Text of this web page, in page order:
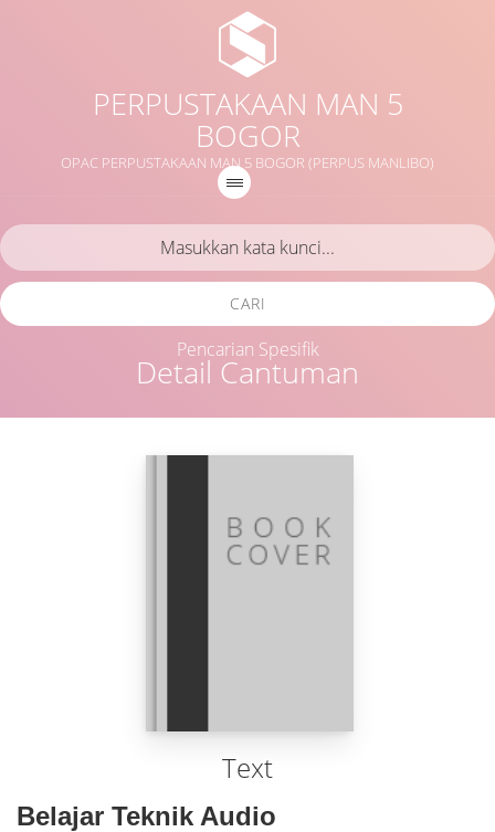
PERPUSTAKAAN MAN 5
BOGOR
OPAC PERPUSTAKAAN MAN 5 BOGOR (PERPUS MANLIBO)
Detail Cantuman
CARI
Pencarian Spesifik
Text
Belajar Teknik Audio